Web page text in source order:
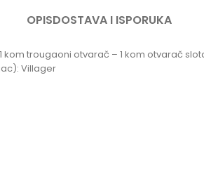
OPISDOSTAVA I ISPORUKA
trougaoni otvarač – 1 kom otvarač
Villager